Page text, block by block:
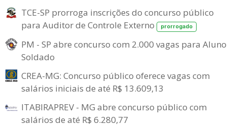
TCE-SP prorroga inscrições do concurso público
para Auditor de Controle Externo
prorrogado
PM - SP abre concurso com 2.000 vagas para
Soldado
CREA-MG: Concurso público oferece vagas com
salários iniciais de até R$ 13.609,13
ITABIRAPREV - MG abre concurso público com
salários de até R$ 6.280,77